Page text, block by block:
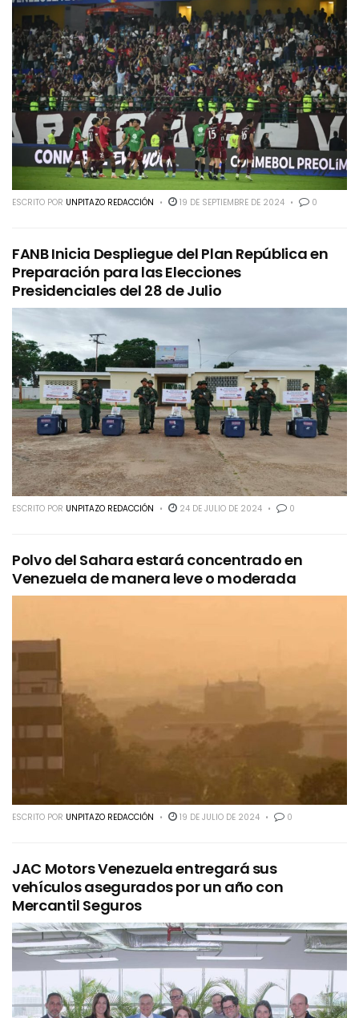
ESCRITO POR UNPITAZO REDACCIÓN 19 DE SEPTIEMBRE DE 2024 0
FANB Inicia Despliegue del Plan República en
Preparación para las Elecciones
Presidenciales del 28 de Julio
ESCRITO POR UNPITAZO REDACCIÓN 24 DE JULIO DE 2024 0
Polvo del Sahara estará concentrado en
Venezuela de manera leve o moderada
ESCRITO POR UNPITAZO REDACCIÓN 19 DE JULIO DE 2024 0
JAC Motors Venezuela entregará sus
vehículos asegurados por un año con
Mercantil Seguros